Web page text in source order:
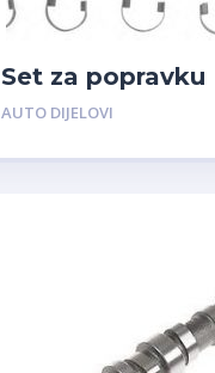
Set za popravku
AUTO DIJELOVI